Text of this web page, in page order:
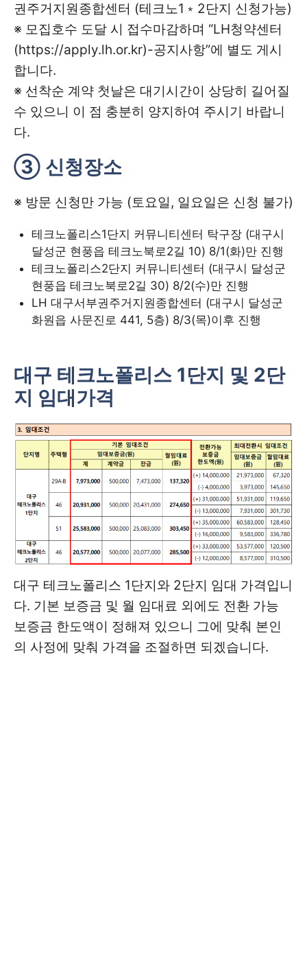
권주거지원종합센터 (테크노1﹡2단지 신청가능)
※ 모집호수 도달 시 접수마감하며 “LH청약센터
(https://apply.lh.or.kr)-공지사항”에 별도 게시
합니다.
※ 선착순 계약 첫날은 대기시간이 상당히 길어질
수 있으니 이 점 충분히 양지하여 주시기 바랍니
다.
③ 신청장소
※ 방문 신청만 가능 (토요일, 일요일은 신청 불가)
테크노폴리스1단지 커뮤니티센터 탁구장 (대구시
달성군 현풍읍 테크노북로2길 10) 8/1(화)만 진행
테크노폴리스2단지 커뮤니티센터 (대구시 달성군
현풍읍 테크노북로2길 30) 8/2(수)만 진행
LH 대구서부권주거지원종합센터 (대구시 달성군
화원읍 사문진로 441, 5층) 8/3(목)이후 진행
대구 테크노폴리스 1단지 및 2단
지 임대가격
대구 테크노폴리스 1단지와 2단지 임대 가격입니
다. 기본 보증금 및 월 임대료 외에도 전환 가능
보증금 한도액이 정해져 있으니 그에 맞춰 본인
의 사정에 맞춰 가격을 조절하면 되겠습니다.